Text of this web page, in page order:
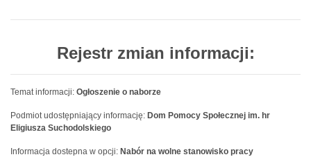
Rejestr zmian informacji:
Temat informacji: Ogłoszenie o naborze
Podmiot udostępniający informację: Dom Pomocy Społecznej im. hr
Eligiusza Suchodolskiego
Informacja dostepna w opcji: Nabór na wolne stanowisko pracy